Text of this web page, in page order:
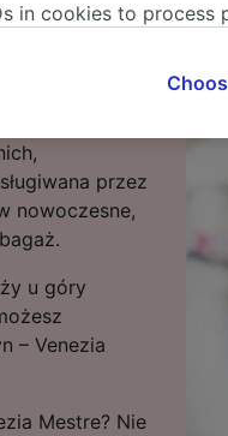
około 21
trwa zwykle
na trasie
przez
nowoczesne,
u góry
– Venezia
Mestre? Nie
in cookies to process
interest is used, or at
be signaled to our
process data to
data. Actively
and/or access
advertising and
development.